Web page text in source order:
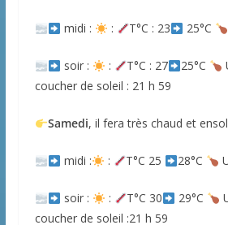
midi : : T°C : 23 25°C
soir : : T°C : 27 25°C
coucher de soleil : 21 h 59
Samedi, il fera très chaud et
midi : : T°C 25 28°C
soir : : T°C 30 29°C
coucher de soleil :21 h 59